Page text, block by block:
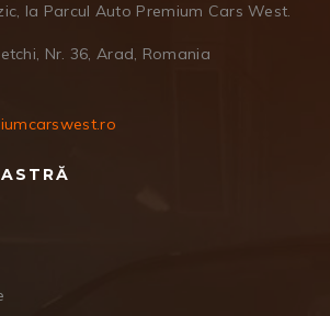
la Parcul Auto Premium Cars West.
Nr. 36, Arad, Romania